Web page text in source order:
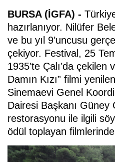
BURSA (İGFA) -
hazırlanıyor. Nilüfer
ve bu yıl 9’uncusu
çekiyor. Festival, 25
1935’te Çalı’da
Damın Kızı” filmi
Sinemaevi Genel
Dairesi Başkanı Güney
restorasyonu ile ilgili
ödül toplayan